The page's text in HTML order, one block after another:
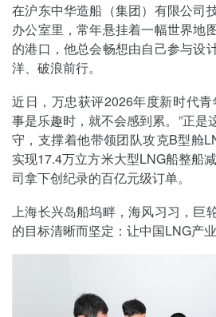
在沪东中华造船（集团）有限公司
办公室里，常年悬挂着一幅世界地
的港口，他总会畅想由自己参与设
洋、破浪前行。
近日，万忠获评2026年度新时代
事是乐趣时，就不会感到累。”正是
守，支撑着他带领团队攻克B型舱
实现17.4万立方米大型LNG船整船
司拿下创纪录的百亿元级订单。
上海长兴岛船坞畔，海风习习，巨
的目标清晰而坚定：让中国LNG产